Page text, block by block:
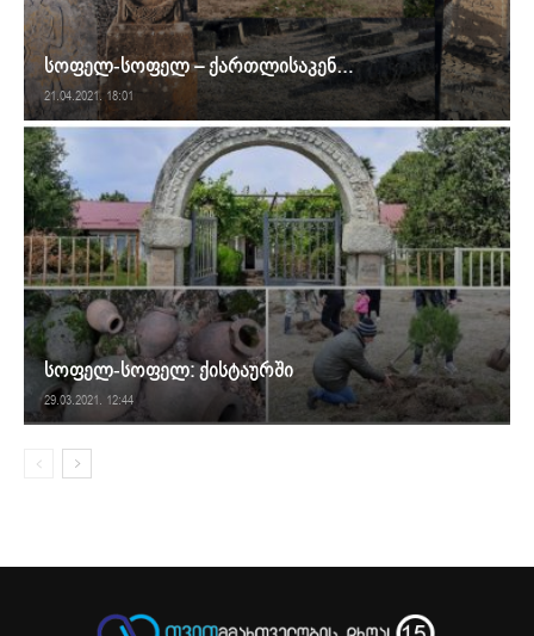
სოფელ-სოფელ – ქართლისაკენ…
21.04.2021. 18:01
სოფელ-სოფელ: ქისტაურში
29.03.2021. 12:44